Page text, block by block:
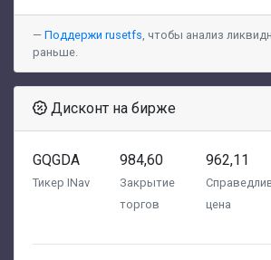
Поддержи rusetfs, чтобы анализ
раньше.
Дисконт на бирже
GQGDA
Тикер INav
984,60
Закрытие
торгов
962,11
цена